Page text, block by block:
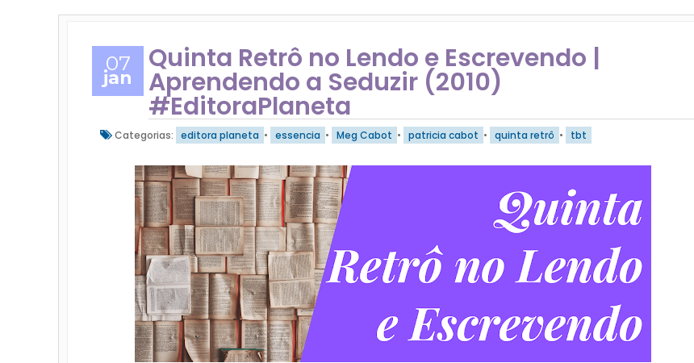
07
jan
Quinta Retrô no Lendo e Escrevendo |
Aprendendo a Seduzir (2010)
#EditoraPlaneta
Categorias: editora planeta • essencia • Meg Cabot • patricia cabot • quinta retrô • tbt